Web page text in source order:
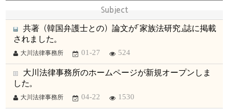
Subject
共著（韓国弁護士との）論文が「家族法研究」誌に掲載
されました。
大川法律事務所 01-27 524
大川法律事務所のホームページが新規オープンしま
した。
大川法律事務所 04-22 1530